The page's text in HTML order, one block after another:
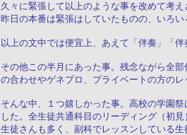
久々に緊張して以上のような事を改めて考
昨日の本番は緊張はしていたものの、いろ
以上の文中では便宜上、あえて「伴奏」「
その他この半月にあった事。残念ながら全
の合わせやゲネプロ、プライベートの方のレ
そんな中、１つ嬉しかった事。高校の学園
した。全生徒共通科目のリーディング（初
生徒さんも多く、副科でレッスンしている